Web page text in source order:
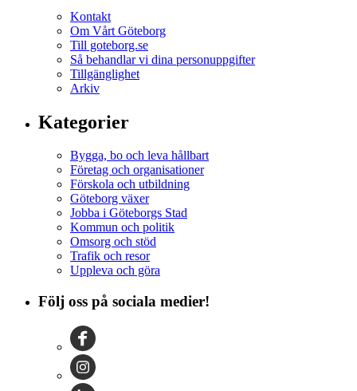
Kontakt
Om Vårt Göteborg
Till goteborg.se
Så behandlar vi dina personuppgifter
Tillgänglighet
Arkiv
Kategorier
Bygga, bo och leva hållbart
Företag och organisationer
Förskola och utbildning
Göteborg växer
Jobba i Göteborgs Stad
Kommun och politik
Omsorg och stöd
Trafik och resor
Uppleva och göra
Följ oss på sociala medier!